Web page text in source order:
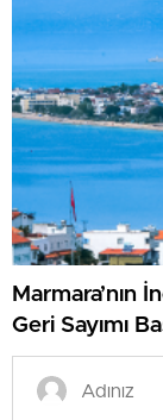
Marmara’nın
Geri Sayımı